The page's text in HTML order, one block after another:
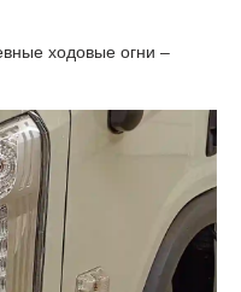
ходовые огни –